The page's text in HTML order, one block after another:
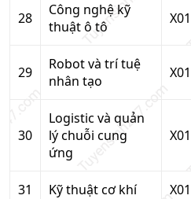
28
Công nghệ kỹ
thuật ô tô
X01
29
Robot và trí tuệ
nhân tạo
X01
30
Logistic và quản
lý chuỗi cung
ứng
X01
31 Kỹ thuật cơ khí X01